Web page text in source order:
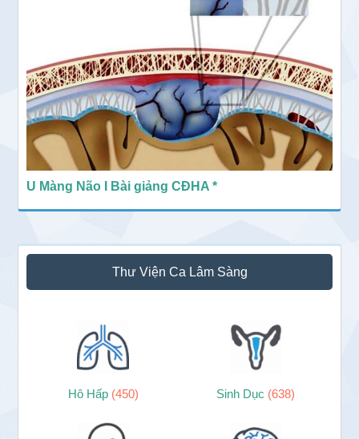
U Màng Não I Bài giảng CĐHA *
Thư Viện Ca Lâm Sàng
Hô Hấp (450) Sinh Dục (638)